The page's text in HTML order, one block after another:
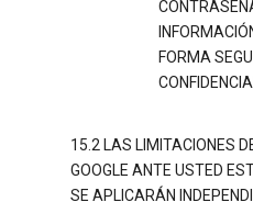
FORMA
15.2 LAS LIMITACIONES
GOOGLE ANTE USTED
SE APLICARÁN